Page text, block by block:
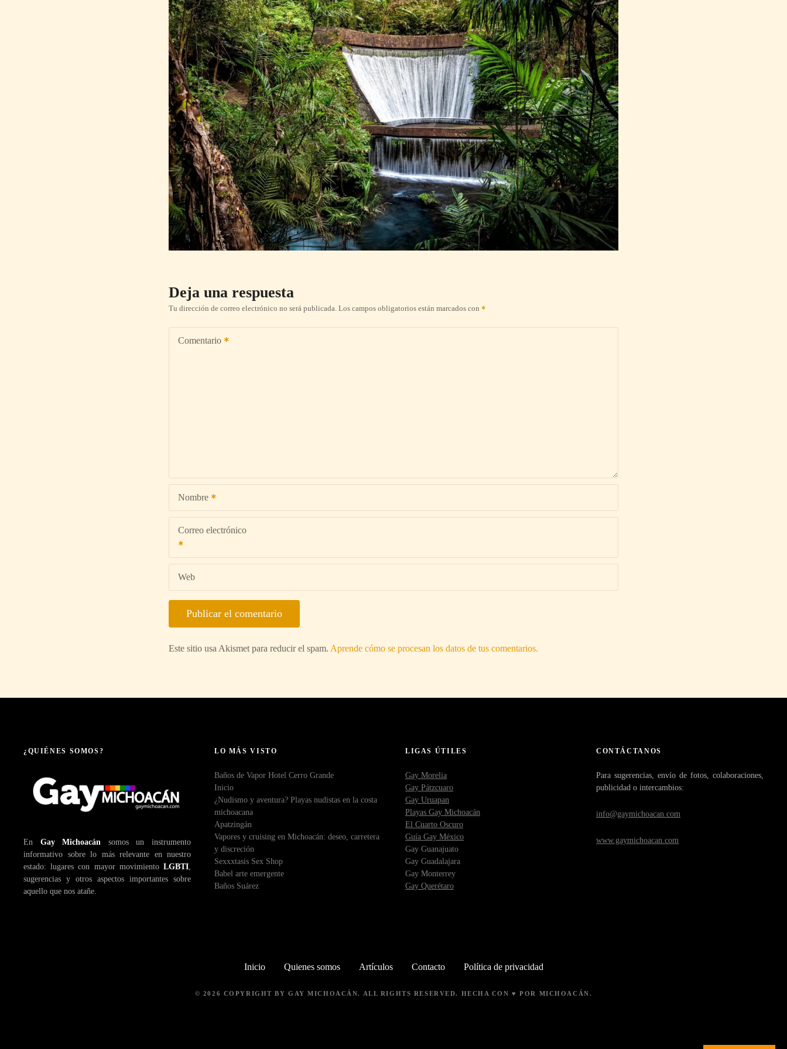
Deja una respuesta
Tu dirección de correo electrónico no será publicada. Los campos obligatorios están marcados con
Comentario
Nombre
Correo electrónico
Web
Este sitio usa Akismet para reducir el spam. Aprende cómo se procesan los datos de tus comentarios.
¿QUIÉNES SOMOS?
En Gay Michoacán somos un instrumento
informativo sobre lo más relevante en nuestro
estado: lugares con mayor movimiento LGBTI
sugerencias y otros aspectos importantes sobre
aquello que nos atañe.
LO MÁS VISTO
Baños de Vapor Hotel Cerro Grande
Inicio
¿Nudismo y aventura? Playas nudistas en la costa
michoacana
Apatzingán
Vapores y cruising en Michoacán: deseo, carretera
y discreción
Sexxxtasis Sex Shop
Babel arte emergente
Baños Suárez
LIGAS ÚTILES
Gay Morelia
Gay Pátzcuaro
Gay Uruapan
Playas Gay Michoacán
El Cuarto Oscuro
Guía Gay México
Gay Guanajuato
Gay Guadalajara
Gay Monterrey
Gay Querétaro
CONTÁCTANOS
Para sugerencias, envío de fotos, colaboraciones,
publicidad o intercambios:
info@gaymichoacan.com
www.gaymichoacan.com
Inicio Quienes somos Artículos Contacto Política de privacidad
© 2026 COPYRIGHT BYGAY MICHOACÁN. ALL RIGHTS RESERVED. HECHA CON ♥ POR MICHOACÁN.